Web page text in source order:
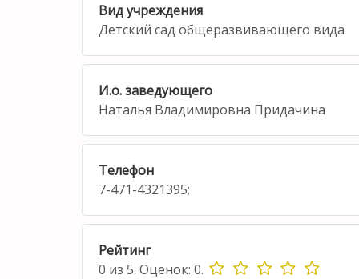
Вид учреждения
Детский сад общеразвивающего вида
И.о. заведующего
Наталья Владимировна Придачина
Телефон
7-471-4321395;
Рейтинг
0 из 5. Оценок: 0.